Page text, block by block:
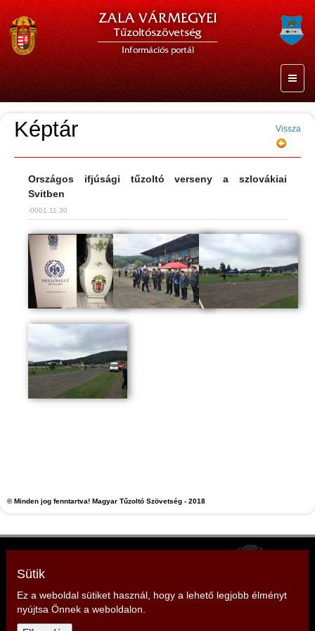
ZALA VÁRMEGYEI
Tűzoltószövetség
Információs portál
Képtár Vissza
Országos ifjúsági tűzoltó verseny a szlovákiai
Svitben
-0001.11.30
© Minden jog fenntartva! Magyar Tűzoltó Szövetség - 2018
Sütik
Ez a weboldal sütiket használ, hogy a lehető legjobb élményt
nyújtsa Önnek a weboldalon.